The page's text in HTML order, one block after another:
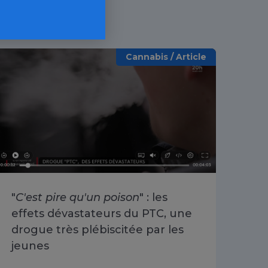
Cannabis / Article
"C'est pire qu'un poison" : les
effets dévastateurs du PTC, une
drogue très plébiscitée par les
jeunes